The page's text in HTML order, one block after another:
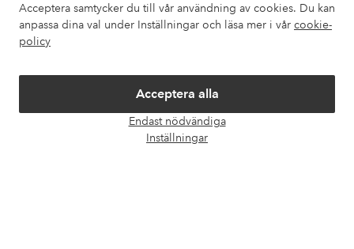
Acceptera samtycker du till vår användning av cookies. Du kan
anpassa dina val under Inställningar och läsa mer i vår cookie-
policy
Acceptera alla
Endast nödvändiga
Inställningar
Villkor